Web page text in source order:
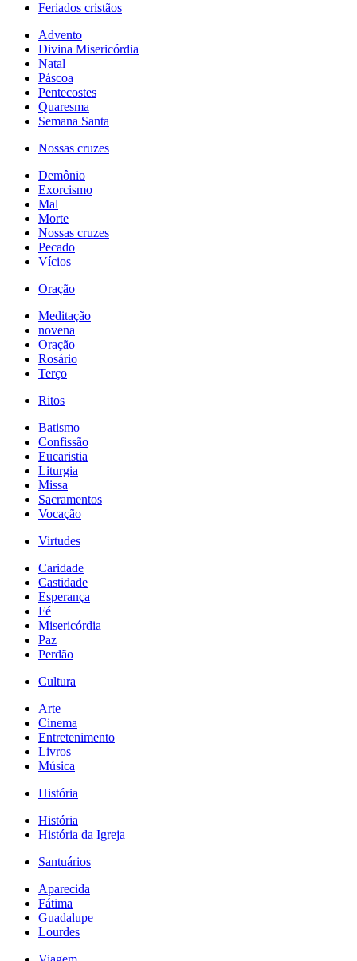
Feriados cristãos
Advento
Divina Misericórdia
Natal
Páscoa
Pentecostes
Quaresma
Semana Santa
Nossas cruzes
Demônio
Exorcismo
Mal
Morte
Nossas cruzes
Pecado
Vícios
Oração
Meditação
novena
Oração
Rosário
Terço
Ritos
Batismo
Confissão
Eucaristia
Liturgia
Missa
Sacramentos
Vocação
Virtudes
Caridade
Castidade
Esperança
Fé
Misericórdia
Paz
Perdão
Cultura
Arte
Cinema
Entretenimento
Livros
Música
História
História
História da Igreja
Santuários
Aparecida
Fátima
Guadalupe
Lourdes